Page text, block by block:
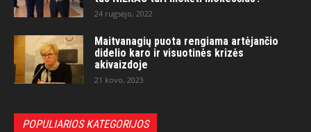
24 rugsėjo, 2022
Maitvanagių puota rengiama artėjančio
didelio karo ir visuotinės krizės
akivaizdoje
21 kovo, 2023
POPULIARIOS KATEGORIJOS